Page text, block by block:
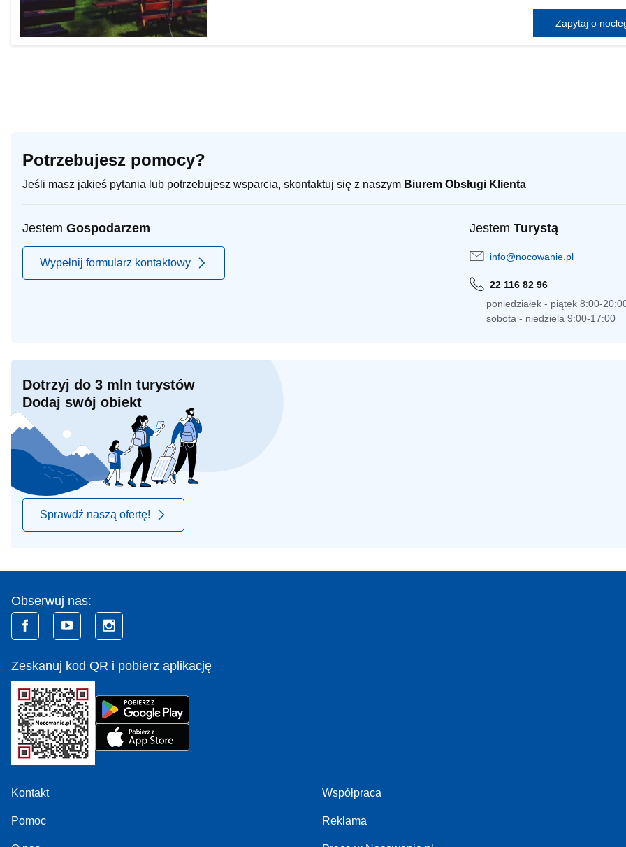
Zapytaj o
Potrzebujesz pomocy?
Jeśli masz jakieś pytania lub potrzebujesz wsparcia, skontaktuj się z naszym Biurem Obsługi Klienta
Jestem Gospodarzem
Wypełnij formularz kontaktowy
Jestem Turystą
info@nocowanie.pl
22 116 82 96
poniedziałek - piątek 8:00-
sobota - niedziela 9:00-17:00
Dotrzyj do 3 mln turystów
Dodaj swój obiekt
Sprawdź naszą ofertę!
Obserwuj nas:
Zeskanuj kod QR i pobierz aplikację
Kontakt
Pomoc
Współpraca
Reklama